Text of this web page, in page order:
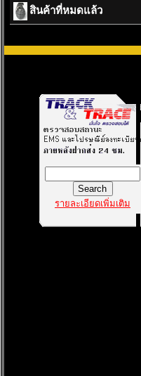
สินค้าที่หมดแล้ว
รายละเอียดเพิ่มเติม